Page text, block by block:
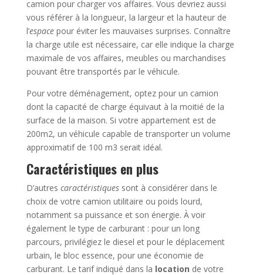
camion pour charger vos affaires. Vous devriez aussi
vous référer à la longueur, la largeur et la hauteur de
l’espacepour éviter les mauvaises surprises. Connaître
la charge utile est nécessaire, car elle indique la charge
maximale de vos affaires, meubles ou marchandises
pouvant être transportés par le véhicule.
Pour votre déménagement, optez pour un camion
dont la capacité de charge équivaut à la moitié de la
surface de la maison. Si votre appartement est de
200m2, un véhicule capable de transporter un volume
approximatif de 100 m3 serait idéal.
Caractéristiques en plus
D’autres caractéristiquessont à considérer dans le
choix de votre camion utilitaire ou poids lourd,
notamment sa puissance et son énergie. À voir
également le type de carburant : pour un long
parcours, privilégiez le diesel et pour le déplacement
urbain, le bloc essence, pour une économie de
carburant. Le tarif indiqué dans la location de votre